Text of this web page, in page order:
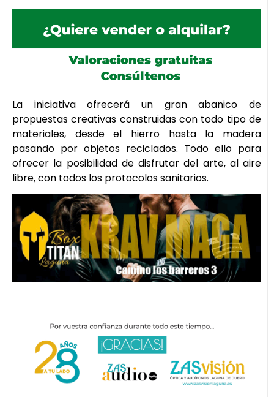
La iniciativa ofrecerá un gran abanico de
propuestas creativas construidas con todo tipo de
materiales, desde el hierro hasta la madera
pasando por objetos reciclados. Todo ello para
ofrecer la posibilidad de disfrutar del arte, al aire
libre, con todos los protocolos sanitarios.